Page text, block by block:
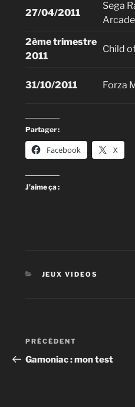
27/04/2011
Sega
Arcade
2ème trimestre
2011
Child
31/10/2011 Forza
Partager :
Facebook X
J’aime ça :
CATÉGORIES
JEUX VIDEOS
Navigation
de
Article
précédent
PRÉCÉDENT
Gamoniac : mon test